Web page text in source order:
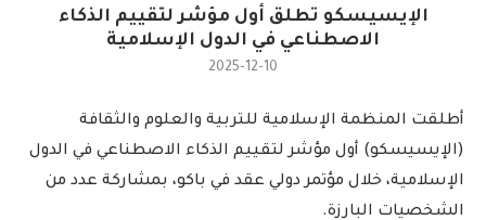
الإيسيسكو تطلق أول مؤشر لتقييم الذكاء
الاصطناعي في الدول الإسلامية
2025-12-10
أطلقت المنظمة الإسلامية للتربية والعلوم والثقافة
(الإيسيسكو) أول مؤشر لتقييم الذكاء الاصطناعي في الدول
الإسلامية، خلال مؤتمر دولي عقد في باكو، بمشاركة عدد من
الشخصيات البارزة.